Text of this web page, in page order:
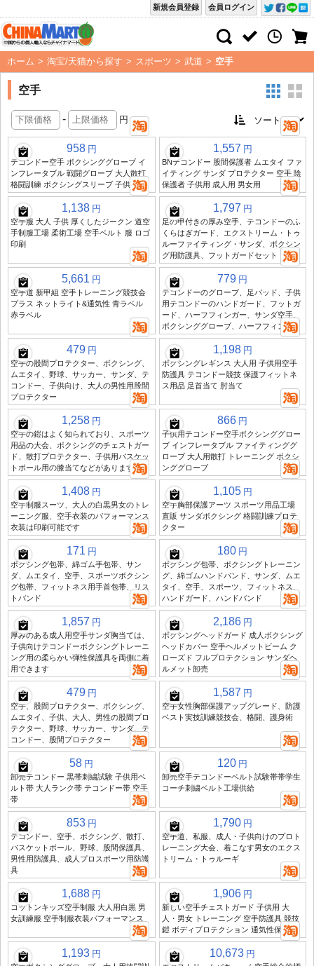
会員ログイン
新規会員登録
ホーム > 淘宝/天猫から探す > スポーツ > 武道 > 空手
空手
- 円
958 円
テコンドー空手 ボクシンググローブ イ
ンフレータブル 戦闘グローブ 大人散打
格闘訓練 ボクシングスリーブ 子供向け
1,557 円
BNテコンドー 股間保護者 ムエタイ ファ
イティング サンダ プロテクター 空手 陰
保護者 子供用 成人用 男女用
1,138 円
空手服 大人 子供 厚くしたジークン 道空
手制服工場 柔術工場 空手ベルト 服 ロゴ
印刷
1,797 円
足の甲付きの厚み空手、テコンドーのふ
くらはぎガード、エクストリーム・トゥ
ルーファイティング・サンダ、ボクシン
グ用防護具、フットガードセット
5,661 円
空手道 新甲組 空手トレーニング競技会
プラス ネットライト&通気性 青ラベル
赤ラベル
779 円
テコンドーのグローブ、足パッド、子供
用テコンドーのハンドガード、フットガ
ード、ハーフフィンガー、サンダ空手、
ボクシンググローブ、ハーフフィンガー
479 円
空手の股間プロテクター、ボクシング、
ムエタイ、野球、サッカー、サンダ、テ
コンドー、子供向け、大人の男性用股間
プロテクター
1,198 円
ボクシングレギンス 大人用 子供用空手
防護具 テコンドー競技 保護フィットネ
ス用品 足首当て 肘当て
1,258 円
空手の鎧はよく知られており、スポーツ
用品の大会、ボクシングのチェストガー
ド、散打プロテクター、子供用バスケッ
トボール用の膝当てなどがあります
866 円
子供用テコンドー空手ボクシンググロー
ブ インフレータブル ファイティンググ
ローブ 大人用散打 トレーニング ボクシ
ンググローブ
1,408 円
空手制服スーツ、大人の白黒男女のトレ
ーニング服、空手衣装のパフォーマンス
衣装は印刷可能です
1,105 円
空手胸部保護アーツ スポーツ用品工場
直販 サンダボクシング 格闘訓練プロテ
クター
171 円
ボクシング包帯、綿ゴム手包帯、サン
ダ、ムエタイ、空手、スポーツボクシン
グ包帯、フィットネス用手首包帯、リス
トバンド
180 円
ボクシング包帯、ボクシングトレーニン
グ、綿ゴムハンドバンド、サンダ、ムエ
タイ、空手、スポーツ、フィットネス、
ハンドガード、ハンドバンド
1,857 円
厚みのある成人用空手サンダ胸当ては、
子供向けテコンドーボクシングトレーニ
ング用の柔らかい弾性保護具を両側に着
用できます
2,186 円
ボクシングヘッドガード 成人ボクシング
ヘッドカバー 空手ヘルメットビーム ク
ローズド フルプロテクション サンダヘ
ルメット卸売
479 円
空手、股間プロテクター、ボクシング、
ムエタイ、子供、大人、男性の股間プロ
テクター、野球、サッカー、サンダ、テ
コンドー、股間プロテクター
1,587 円
空手女性胸部保護アップグレード、防護
ベスト実技訓練競技会、格闘、護身術
58 円
卸売テコンドー 黒帯刺繍試験 子供用ベ
ルト帯 大人ランク帯 テコンドー帯 空手
帯
120 円
卸売空手テコンドーベルト試験帯帯学生
コーチ刺繍ベルト工場供給
853 円
テコンドー、空手、ボクシング、散打、
バスケットボール、野球、股間保護具、
男性用防護具、成人プロスポーツ用防護
具
1,790 円
空手道、私服、成人・子供向けのプロト
レーニング大会、着こなす男女のエクス
トリーム・トゥルーギ
1,688 円
コットンキッズ空手制服 大人用白黒 男
女訓練服 空手制服衣装パフォーマンス
1,906 円
新しい空手チェストガード 子供用 大
人・男女 トレーニング 空手防護具 競技
鎧 ボディプロテクション 通気性保護
1,193 円 10,673 円